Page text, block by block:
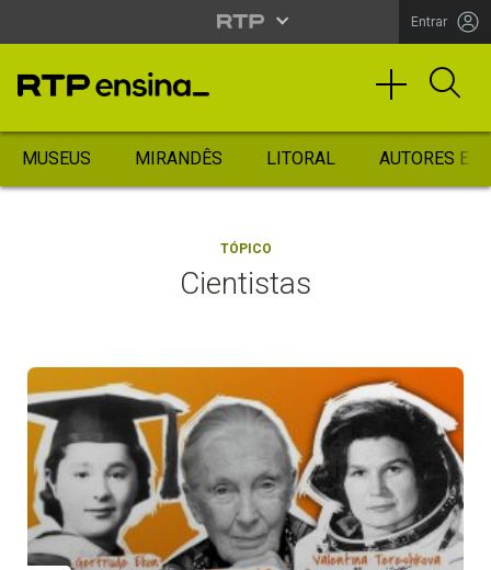
Entrar
MUSEUS MIRANDÊS LITORAL AUTORES
TÓPICO
Cientistas